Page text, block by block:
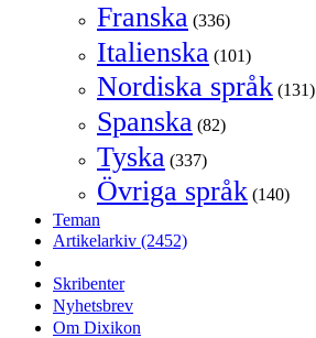
Franska (336)
Italienska (101)
Nordiska språk (131)
Spanska (82)
Tyska (337)
Övriga språk (140)
Teman
Artikelarkiv (2452)
Skribenter
Nyhetsbrev
Om Dixikon